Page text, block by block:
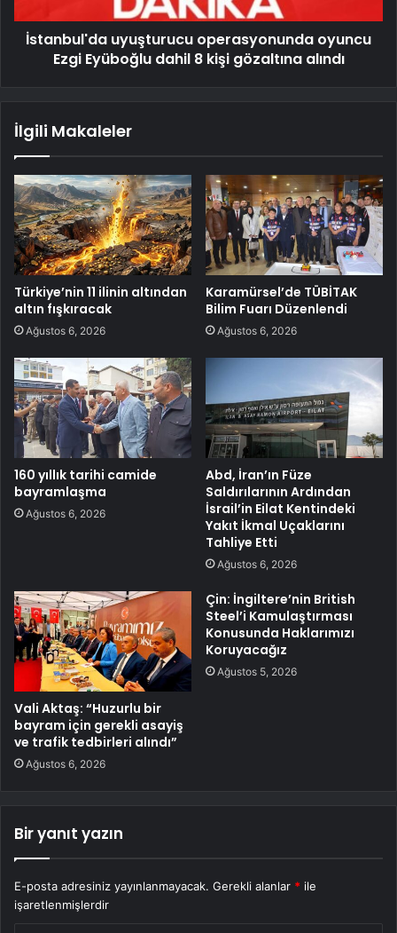
İstanbul'da uyuşturucu operasyonunda oyuncu
Ezgi Eyüboğlu dahil 8 kişi gözaltına alındı
İlgili Makaleler
Türkiye’nin 11 ilinin altından
altın fışkıracak
Ağustos 6, 2026
Karamürsel’de TÜBİTAK
Bilim Fuarı Düzenlendi
Ağustos 6, 2026
160 yıllık tarihi camide
bayramlaşma
Ağustos 6, 2026
Abd, İran’ın Füze
Saldırılarının Ardından
İsrail’in Eilat Kentindeki
Yakıt İkmal Uçaklarını
Tahliye Etti
Ağustos 6, 2026
Vali Aktaş: “Huzurlu bir
bayram için gerekli asayiş
ve trafik tedbirleri alındı”
Ağustos 6, 2026
Çin: İngiltere’nin British
Steel’i Kamulaştırması
Konusunda Haklarımızı
Koruyacağız
Ağustos 5, 2026
Bir yanıt yazın
E-posta adresiniz yayınlanmayacak. Gerekli alanlar * ile
işaretlenmişlerdir